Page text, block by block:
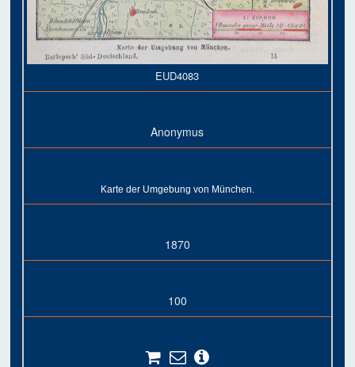
EUD4083
Anonymus
Karte der Umgebung von München.
1870
100